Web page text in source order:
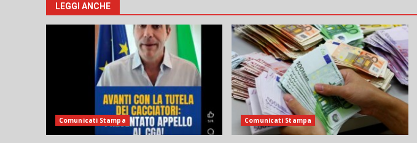
LEGGI ANCHE
Comunicati Stampa Comunicati Stampa